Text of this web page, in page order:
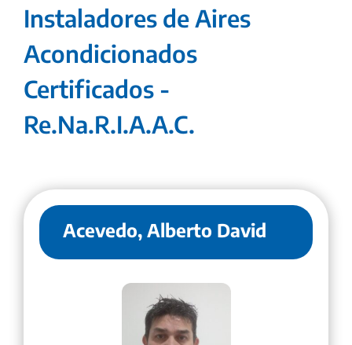
Instaladores de Aires
Acondicionados
Certificados -
Re.Na.R.I.A.A.C.
Acevedo, Alberto David